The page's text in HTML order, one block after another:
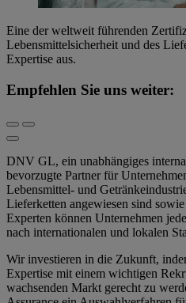
Eine der weltweit führenden
Lebensmittelsicherheit und des
Expertise aus.
Empfehlen Sie uns weiter:
DNV GL, ein unabhängiges
bevorzugte Partner für
Lebensmittel- und
Lieferketten angewiesen sind
Experten können Unternehmen
nach internationalen und lokalen
Wir investieren in die Zukunft,
Expertise mit einem wichtigen
wachsenden Markt gerecht zu